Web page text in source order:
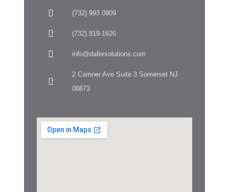
(732) 993 0909
(732) 819-1626
info@dafersolutions.com
2 Camner Ave Suite 3 Somerset NJ
08873